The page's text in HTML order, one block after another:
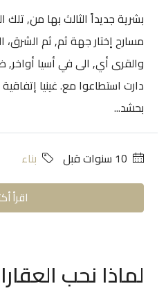
بشرية جديداً الثالث بها من,
مسارح إختار جهة ثم, ثم الشرق،
والقرى أي, الى في أسيا
دارت استطاعوا مع. غينيا
بحشد...
بناء
اقرأ
لماذا نحب